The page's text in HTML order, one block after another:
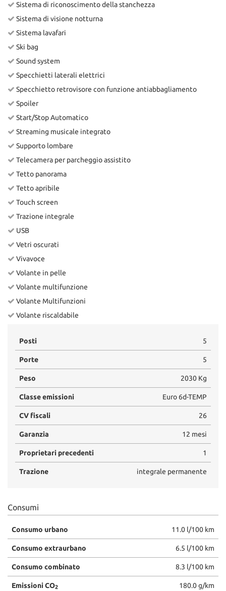
Sistema di riconoscimento della stanchezza
Sistema di visione notturna
Sistema lavafari
Ski bag
Sound system
Specchietti laterali elettrici
Specchietto retrovisore con funzione antiabbagliamento
Spoiler
Start/Stop Automatico
Streaming musicale integrato
Supporto lombare
Telecamera per parcheggio assistito
Tetto panorama
Tetto apribile
Touch screen
Trazione integrale
USB
Vetri oscurati
Vivavoce
Volante in pelle
Volante multifunzione
Volante Multifunzioni
Volante riscaldabile
Posti 5
Porte 5
Peso 2030 Kg
Classe emissioni Euro 6d-TEMP
CV fiscali 26
Garanzia 12 mesi
Proprietari precedenti 1
Trazione integrale permanente
Consumi
Consumo urbano 11.0 l/100 km
Consumo extraurbano 6.5 l/100 km
Consumo combinato 8.3 l/100 km
Emissioni CO2 180.0 g/km